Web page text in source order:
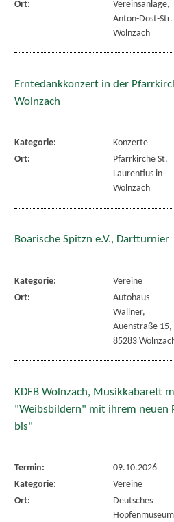
Ort:
Vereinsanlage,
Anton-Dost-Str.
Wolnzach
Erntedankkonzert in der
Wolnzach
Kategorie:
Konzerte
Ort:
Pfarrkirche St.
Laurentius in
Wolnzach
Boarische Spitzn e.V., Dartturnier
Kategorie:
Vereine
Ort:
Autohaus
Wallner,
Auenstraße 15,
85283
KDFB Wolnzach, Musikkabarett
"Weibsbildern" mit ihrem neuen
bis"
Termin:
09.10.2026
Kategorie:
Vereine
Ort:
Deutsches
Hopfenmuseum